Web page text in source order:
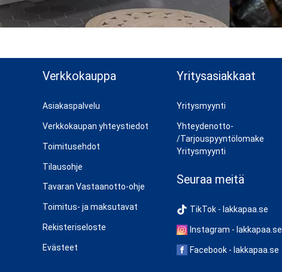
Verkkokauppa
Asiakaspalvelu
Verkkokaupan yhteystiedot
Toimitusehdot
Tilausohje
Tavaran Vastaanotto-ohje
Toimitus- ja maksutavat
Rekisteriseloste
Evästeet
Yritysasiakkaat
Yritysmyynti
Yhteydenotto-
/Tarjouspyyntölomake
Yritysmyynti
Seuraa meitä
TikTok - lakkapaa.se
Instagram - lakkapaa.se
Facebook - lakkapaa.se